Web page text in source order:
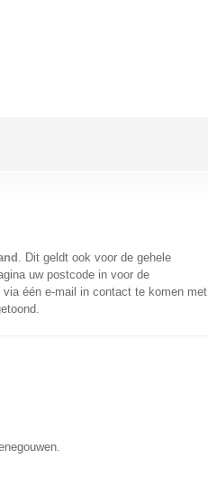
. Dit geldt ook voor de gehele
uw postcode in voor de
één e-mail in contact te komen met